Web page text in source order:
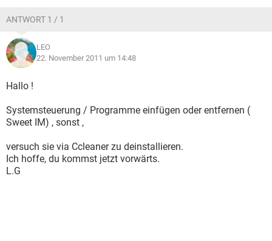
ANTWORT 1 / 1
LEO
22. November 2011 um 14:48
Hallo !
Systemsteuerung / Programme einfügen oder entfernen (
Sweet IM) , sonst ,
versuch sie via Ccleaner zu deinstallieren.
Ich hoffe, du kommst jetzt vorwärts.
L.G